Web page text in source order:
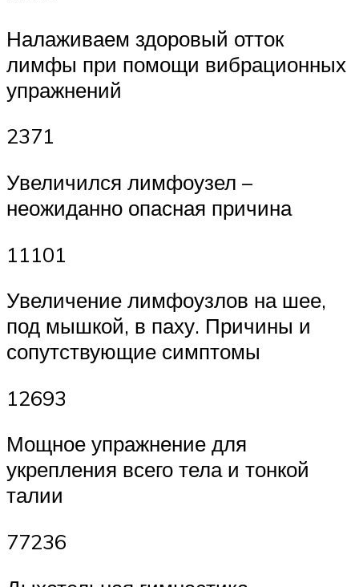
Налаживаем здоровый отток
лимфы при помощи вибрационных
упражнений
2371
Увеличился лимфоузел –
неожиданно опасная причина
11101
Увеличение лимфоузлов на шее,
под мышкой, в паху. Причины и
сопутствующие симптомы
12693
Мощное упражнение для
укрепления всего тела и тонкой
талии
77236